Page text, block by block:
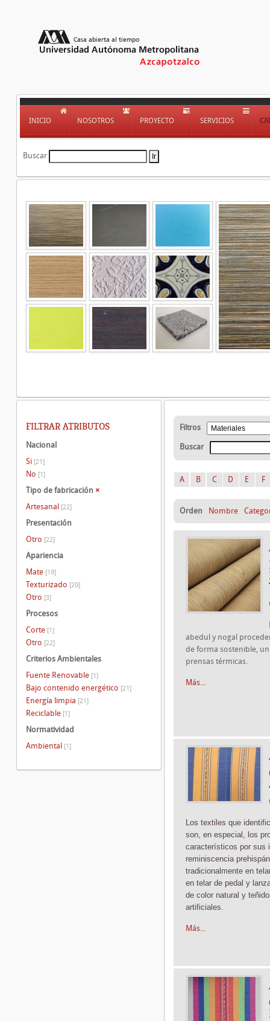
INICIO NOSOTROS PROYECTO SERVICIOS
Buscar
Filtros
Buscar
A B C D E F
Orden Nombre
abedul y nogal
de forma sostenible,
prensas térmicas.
Más...
Los textiles que
son, en especial, los
característicos por sus
reminiscencia
tradicionalmente en
en telar de pedal y
de color natural y
artificiales.
Más...
FILTRAR ATRIBUTOS
Nacional
Si [21]
No [1]
Tipo de fabricación ×
Artesanal [22]
Presentación
Otro [22]
Apariencia
Mate [19]
Texturizado [20]
Otro [3]
Procesos
Corte [1]
Otro [22]
Criterios Ambientales
Fuente Renovable [1]
Bajo contenido energético [21]
Energía limpia [21]
Reciclable [1]
Normatividad
Ambiental [1]